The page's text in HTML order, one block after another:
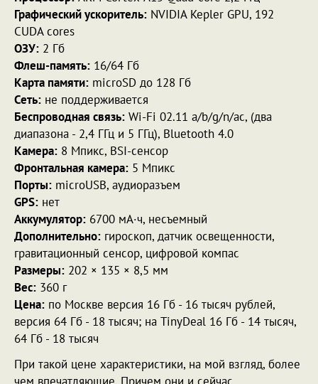
Графический ускоритель: NVIDIA Kepler GPU, 192
CUDA cores
ОЗУ: 2 Гб
Флеш-память: 16/64 Гб
Карта памяти: microSD до 128 Гб
Сеть: не поддерживается
Беспроводная связь: Wi-Fi 02.11 a/b/g/n/ac, (два
диапазона - 2,4 ГГц и 5 ГГц), Bluetooth 4.0
Камера: 8 Мпикс, BSI-сенсор
Фронтальная камера: 5 Мпикс
Порты: microUSB, аудиоразъем
GPS: нет
Аккумулятор: 6700 мА·ч, несъемный
Дополнительно: гироскоп, датчик освещенности,
гравитационный сенсор, цифровой компас
Размеры: 202 × 135 × 8,5 мм
Вес: 360 г
Цена: по Москве версия 16 Гб - 16 тысяч рублей,
версия 64 Гб - 18 тысяч; на TinyDeal 16 Гб - 14 тысяч,
64 Гб - 18 тысяч
При такой цене характеристики, на мой взгляд, более
чем впечатляющие. Причем они и сейчас